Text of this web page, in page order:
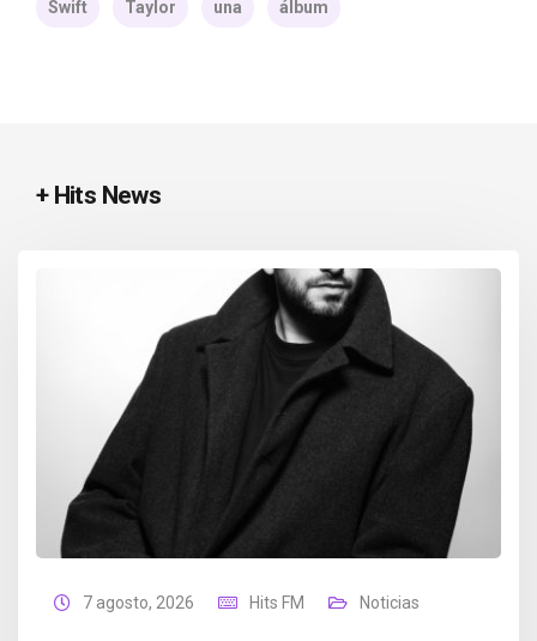
Swift Taylor una álbum
+ Hits News
7 agosto, 2026 Hits FM Noticias